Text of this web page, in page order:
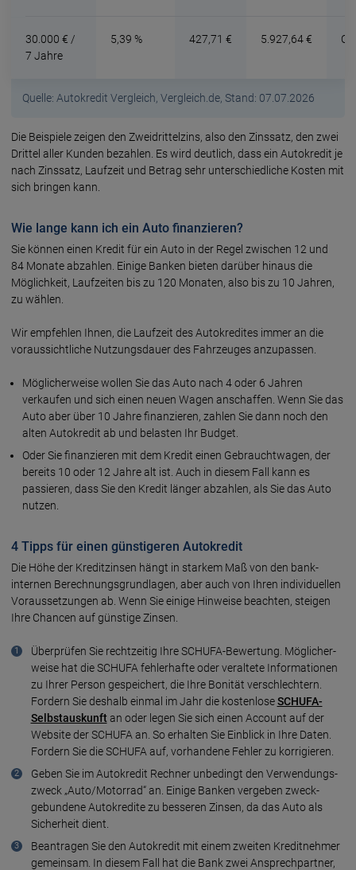
30.000 € /
7 Jahre
5,39 % 427,71 € 5.927,64 €
Quelle: Autokredit Vergleich, Vergleich.de, Stand: 07.07.2026
Die Beispiele zeigen den Zwei­drittel­zins, also den Zins­satz, den zwei
Drittel aller Kunden bezah­len. Es wird deut­lich, dass ein Auto­kredit je
nach Zins­satz, Lauf­zeit und Betrag sehr unter­schied­liche Kosten mit
sich bringen kann.
Wie lange kann ich ein Auto finanzieren?
Sie können einen Kredit für ein Auto in der Regel zwischen 12 und
84 Monate abzah­len. Einige Banken bieten darüber hinaus die
Möglich­keit, Lauf­zeiten bis zu 120 Monaten, also bis zu 10 Jahren,
zu wählen.
Wir empfeh­len Ihnen, die Lauf­zeit des Auto­kredi­tes immer an die
voraus­sicht­liche Nutzungs­dauer des Fahr­zeuges anzu­passen.
Möglicher­weise wollen Sie das Auto nach 4 oder 6 Jahren
verkaufen und sich einen neuen Wagen anschaf­fen. Wenn Sie das
Auto aber über 10 Jahre finan­zieren, zahlen Sie dann noch den
alten Auto­kredit ab und belas­ten Ihr Budget.
Oder Sie finan­zieren mit dem Kredit einen Gebraucht­wagen, der
bereits 10 oder 12 Jahre alt ist. Auch in diesem Fall kann es
passieren, dass Sie den Kredit länger abzah­len, als Sie das Auto
nutzen.
4 Tipps für einen günstigeren Autokredit
Die Höhe der Kreditzinsen hängt in starkem Maß von den bank­
internen Berech­nungs­grund­lagen, aber auch von Ihren indi­viduel­len
Voraus­set­zun­gen ab. Wenn Sie einige Hinweise beach­ten, steigen
Ihre Chancen auf güns­tige Zinsen.
Überprüfen Sie recht­zeitig Ihre SCHUFA-Bewertung. Möglicher­
weise hat die SCHUFA fehler­hafte oder veral­tete Infor­ma­tionen
zu Ihrer Person gespei­chert, die Ihre Bonität verschlech­tern.
Fordern Sie deshalb einmal im Jahr die kosten­loseSCHUFA-
Selbst­aus­kunftan oder legen Sie sich einen Account auf der
Website der SCHUFA an. So erhalten Sie Einblick in Ihre Daten.
For­dern Sie die SCHUFA auf, vorhan­dene Fehler zu korri­gieren.
Geben Sie im Auto­kredit Rechner unbedingt den Verwen­dungs­
zweck „Auto/Motorrad“ an. Einige Banken verge­ben zweck­
gebun­dene Auto­kredite zu besse­ren Zinsen, da das Auto als
Sicher­heit dient.
Beantragen Sie den Auto­kredit mit einem zweiten Kredit­nehmer
gemein­sam. In diesem Fall hat die Bank zwei Ansprech­partner,